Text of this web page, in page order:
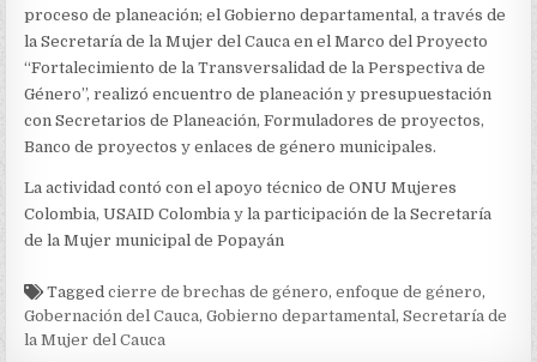
proceso de planeación; el Gobierno departamental, a través de
la Secretaría de la Mujer del Cauca en el Marco del Proyecto
“Fortalecimiento de la Transversalidad de la Perspectiva de
Género”, realizó encuentro de planeación y presupuestación
con Secretarios de Planeación, Formuladores de proyectos,
Banco de proyectos y enlaces de género municipales.
La actividad contó con el apoyo técnico de ONU Mujeres
Colombia, USAID Colombia y la participación de la Secretaría
de la Mujer municipal de Popayán
Taggedcierre de brechas de género,enfoque de género,
Gobernación del Cauca,Gobierno departamental,Secretaría de
la Mujer del Cauca